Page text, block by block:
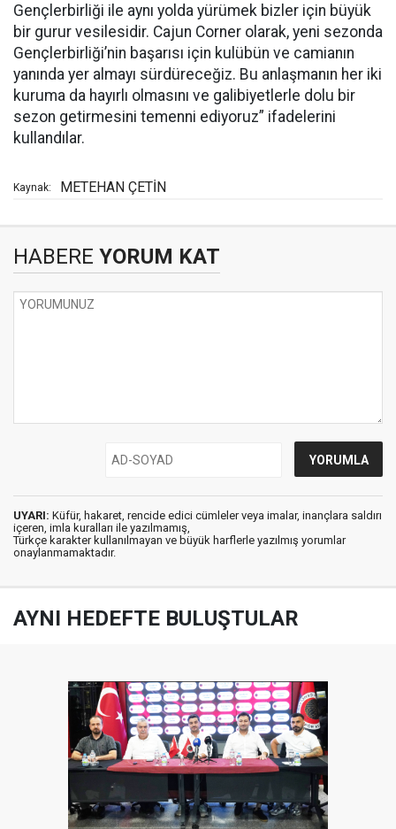
Gençlerbirliği ile aynı yolda yürümek bizler için büyük
bir gurur vesilesidir. Cajun Corner olarak, yeni sezonda
Gençlerbirliği’nin başarısı için kulübün ve camianın
yanında yer almayı sürdüreceğiz. Bu anlaşmanın her iki
kuruma da hayırlı olmasını ve galibiyetlerle dolu bir
sezon getirmesini temenni ediyoruz” ifadelerini
kullandılar.
Kaynak: METEHAN ÇETİN
HABERE YORUM KAT
UYARI: Küfür, hakaret, rencide edici cümleler veya imalar, inançlara saldırı
içeren, imla kuralları ile yazılmamış,
Türkçe karakter kullanılmayan ve büyük harflerle yazılmış yorumlar
onaylanmamaktadır.
AYNI HEDEFTE BULUŞTULAR